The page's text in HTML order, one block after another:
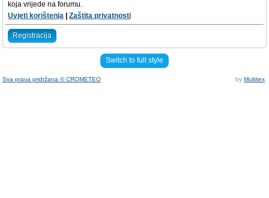
koja vrijede na forumu.
Uvjeti korištenja
Zaštita privatnosti
Registracija
Switch to full style
Sva prava pridržana © CROMETEO by Multitex